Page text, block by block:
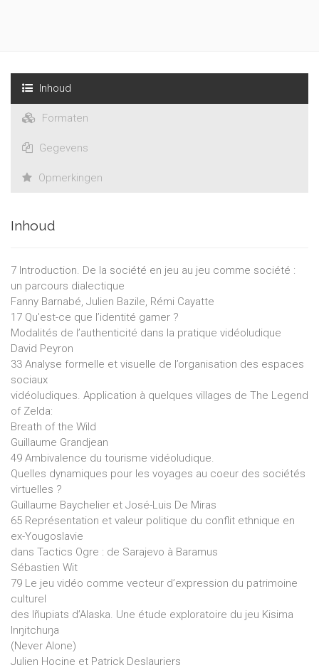
Inhoud
Formaten
Gegevens
Opmerkingen
Inhoud
7 Introduction. De la société en jeu au jeu comme société :
un parcours dialectique
Fanny Barnabé, Julien Bazile, Rémi Cayatte
17 Qu'est-ce que l’identité gamer ?
Modalités de l’authenticité dans la pratique vidéoludique
David Peyron
33 Analyse formelle et visuelle de l’organisation des espaces
sociaux
vidéoludiques. Application à quelques villages de The Legend
of Zelda:
Breath of the Wild
Guillaume Grandjean
49 Ambivalence du tourisme vidéoludique.
Quelles dynamiques pour les voyages au coeur des sociétés
virtuelles ?
Guillaume Baychelier et José-Luis De Miras
65 Représentation et valeur politique du conflit ethnique en
ex-Yougoslavie
dans Tactics Ogre : de Sarajevo à Baramus
Sébastien Wit
79 Le jeu vidéo comme vecteur d’expression du patrimoine
culturel
des Iñupiats d’Alaska. Une étude exploratoire du jeu Kisima
Inŋitchuŋa
(Never Alone)
Julien Hocine et Patrick Deslauriers